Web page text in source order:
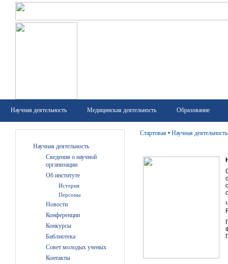
Научная деятельность Медицинская деятельность Образование
Научная деятельность
Сведения о научной
организации
Об институте
История
Персоны
Новости
Конференции
Конкурсы
Библиотека
Совет молодых ученых
Контакты
Стартовая • Научная деятельность